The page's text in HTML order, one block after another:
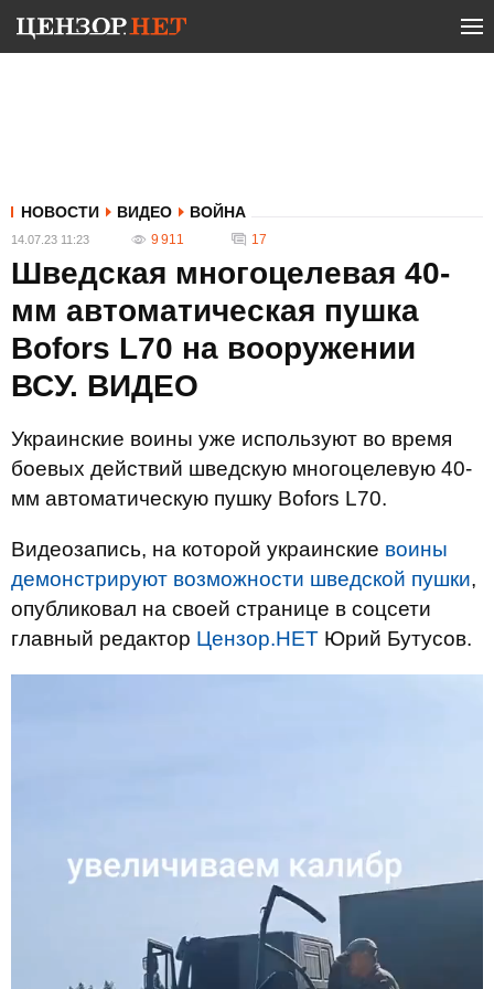
НОВОСТИ ВИДЕО ВОЙНА
14.07.23 11:23 9 911 17
Шведская многоцелевая 40-
мм автоматическая пушка
Bofors L70 на вооружении
ВСУ. ВИДЕО
Украинские воины уже используют во время
боевых действий шведскую многоцелевую 40-
мм автоматическую пушку Bofors L70.
Видеозапись, на которой украинские воины
демонстрируют возможности шведской пушки,
опубликовал на своей странице в соцсети
главный редактор Цензор.НЕТ Юрий Бутусов.